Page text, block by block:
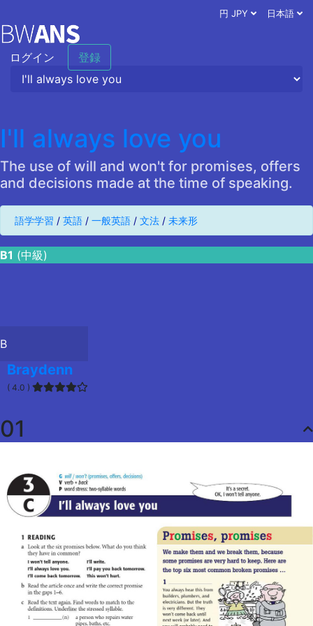
円 JPY 日本語
ログイン 登録
I'll always love you
The use of will and won't for promises, offers
and decisions made at the time of speaking.
語学学習 / 英語 / 一般英語 / 文法 / 未来形
B1 (中級)
B
Braydenn
( 4.0 )
01